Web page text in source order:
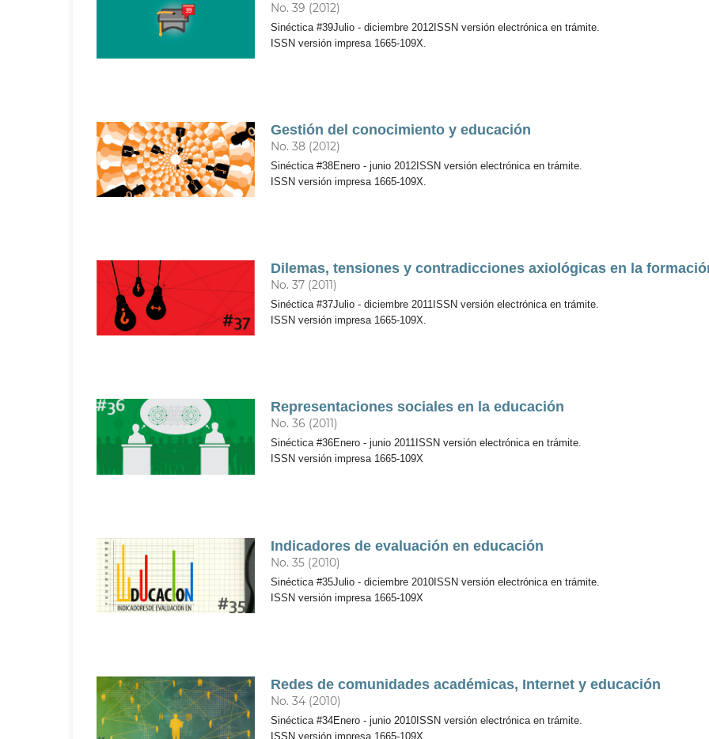
No. 39 (2012)
Sinéctica #39Julio - diciembre 2012ISSN versión electrónica en trámite.
ISSN versión impresa 1665-109X.
Gestión del conocimiento y educación
No. 38 (2012)
Sinéctica #38Enero - junio 2012ISSN versión electrónica en trámite.
ISSN versión impresa 1665-109X.
Dilemas, tensiones y contradicciones axiológicas en la
No. 37 (2011)
Sinéctica #37Julio - diciembre 2011ISSN versión electrónica en trámite.
ISSN versión impresa 1665-109X.
Representaciones sociales en la educación
No. 36 (2011)
Sinéctica #36Enero - junio 2011ISSN versión electrónica en trámite.
ISSN versión impresa 1665-109X
Indicadores de evaluación en educación
No. 35 (2010)
Sinéctica #35Julio - diciembre 2010ISSN versión electrónica en trámite.
ISSN versión impresa 1665-109X
Redes de comunidades académicas, Internet y educación
No. 34 (2010)
Sinéctica #34Enero - junio 2010ISSN versión electrónica en trámite.
ISSN versión impresa 1665-109X.